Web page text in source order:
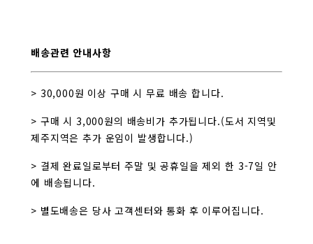
배송관련 안내사항
> 30,000원 이상 구매 시 무료 배송 합니다.
> 구매 시 3,000원의 배송비가 추가됩니다.(도서 지역및
제주지역은 추가 운임이 발생합니다.)
> 결제 완료일로부터 주말 및 공휴일을 제외 한 3-7일 안
에 배송됩니다.
> 별도배송은 당사 고객센터와 통화 후 이루어집니다.